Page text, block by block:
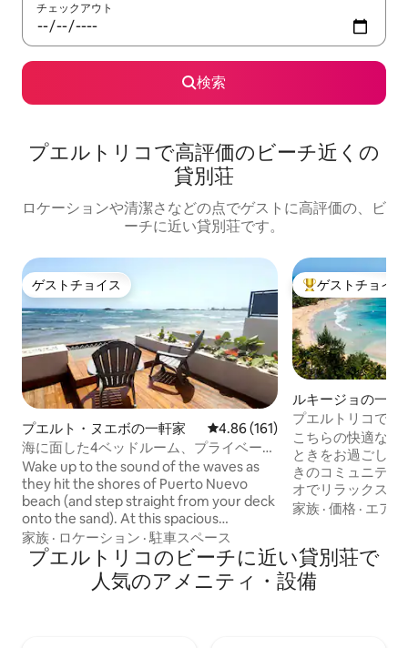
チェックアウト
検索
プエルトリコで高評価のビーチ近くの
貸別荘
ロケーションや清潔さなどの点でゲストに高評価の、ビ
ーチに近い貸別荘です。
ゲストチョイス
ゲストチョイス
プエルト・ヌエボの一軒家 レビュー161件、5つ星中4.86つ
4.86 (161)
海に面した4ベッドルーム、プライベート
プール、ビーチアクセス
Wake up to the sound of the waves as
they hit the shores of Puerto Nuevo
beach (and step straight from your deck
onto the sand). At this spacious
oceanfront getaway you’ll enjoy
balconies with sweeping views, spacious
living areas, and a kitchen made for
mofongo nights. Spend mornings
家族 · ロケーション ·駐車スペース
大好評のゲスト
ゲストチョイス
ルキージョの一軒
プエルトリコで最
済みのビーチハウ
こちらの快適な宿
ときをお過ごしい
きのコミュニティ
オでリラックスし
アメニティを楽し
はリラックスした
す。私たちと同じ
だけることを願っていま
家族 ·価格 · エア
プエルトリコのビーチに近い貸別荘で
人気のアメニティ・設備